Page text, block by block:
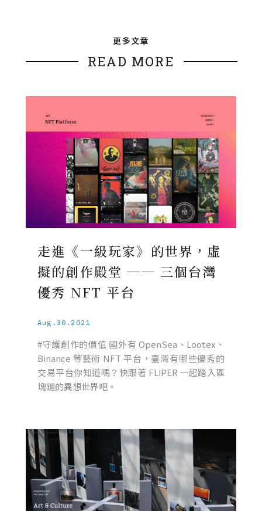
更多文章
READ MORE
走進《一級玩家》的世界，虛
擬的創作殿堂 ── 三個台灣
優秀 NFT 平台
Aug.30.2021
#守護創作的價值 國外有 OpenSea、Lootex、
Binance 等藝術 NFT 平台，臺灣有哪些優秀的
交易平台你知道嗎？快跟著 FLiPER 一起踏入區
塊鏈的異想世界吧。